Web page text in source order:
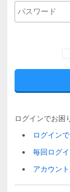
ログインでお困
ログイン
毎回ログ
アカウン